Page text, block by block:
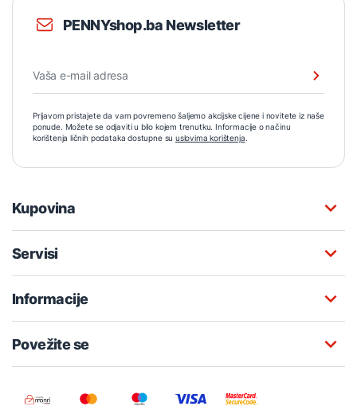
PENNYshop.ba Newsletter
Prijavom pristajete da vam povremeno šaljemo akcijske cijene i novitete iz naše
ponude. Možete se odjaviti u bilo kojem trenutku. Informacije o načinu
korištenja ličnih podataka dostupne su uslovima korištenja.
Kupovina
Servisi
Informacije
Povežite se